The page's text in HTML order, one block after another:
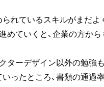
れているスキルがまだよ
めていくと、企業の方か
ターデザイン以外の勉強
ったところ、書類の通過